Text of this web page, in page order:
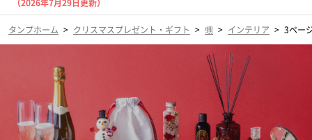
（2026年7月29日更新）
タンプホーム > クリスマスプレゼント・ギフト > 甥 > インテリア > 3ペー